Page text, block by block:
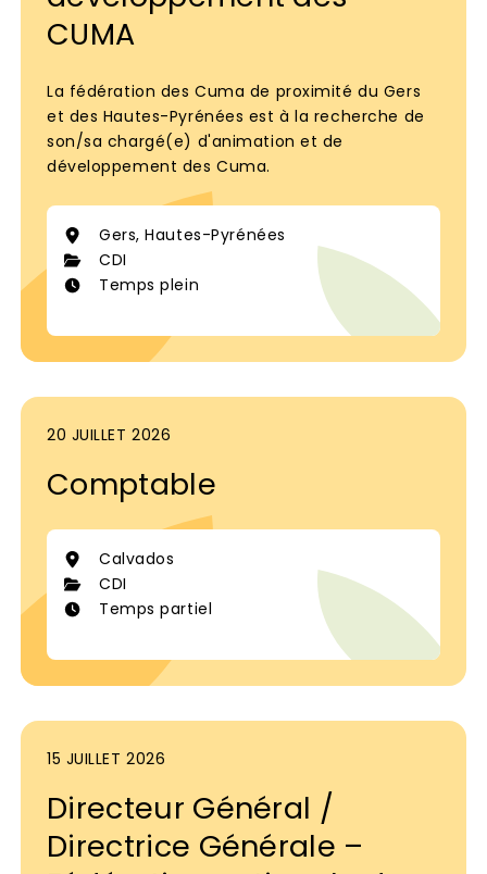
CUMA
La fédération des Cuma de proximité du Gers
et des Hautes-Pyrénées est à la recherche de
son/sa chargé(e) d'animation et de
développement des Cuma.
Gers, Hautes-Pyrénées
CDI
Temps plein
20 JUILLET 2026
Comptable
Calvados
CDI
Temps partiel
15 JUILLET 2026
Directeur Général /
Directrice Générale –